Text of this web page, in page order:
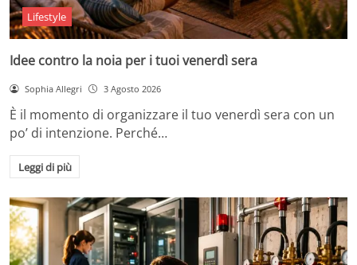
Lifestyle
Idee contro la noia per i tuoi venerdì sera
Sophia Allegri 3 Agosto 2026
È il momento di organizzare il tuo venerdì sera con un
po’ di intenzione. Perché…
Leggi di più